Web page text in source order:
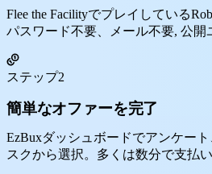
Flee the Facilityでプレイしている
パスワード不要、メール不要, 公開
ステップ2
簡単なオファーを完了
EzBuxダッシュボードでアンケー
スクから選択。多くは数分で支払い